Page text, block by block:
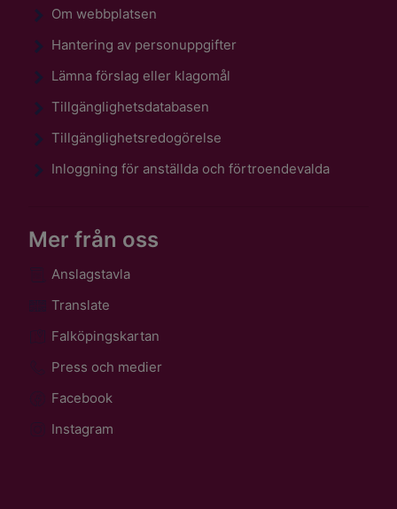
Om webbplatsen
Hantering av personuppgifter
Lämna förslag eller klagomål
Tillgänglighetsdatabasen
Tillgänglighetsredogörelse
Inloggning för anställda och förtroendevalda
Mer från oss
Anslagstavla
Translate
Falköpingskartan
Press och medier
Facebook
Instagram